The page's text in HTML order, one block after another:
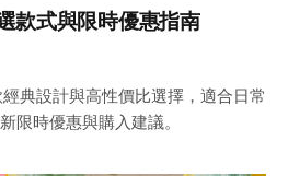
款式與限時優惠指南
典設計與高性價比選擇，適合日常
限時優惠與購入建議。